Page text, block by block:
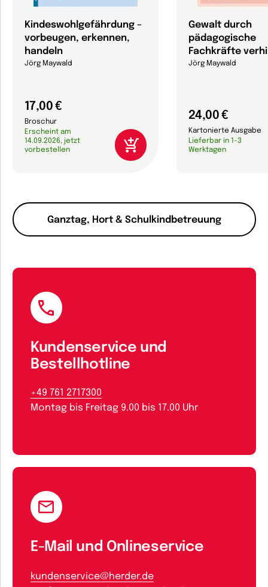
Ganztag, Hort & Schulkindbetreuung
Kindeswohlgefährdung –
vorbeugen, erkennen,
handeln
Jörg Maywald
17,00 €
Broschur
Erscheint am
14.09.2026, jetzt
vorbestellen
Gewalt durch
pädagogische
Fachkräfte
Jörg Maywald
24,00 €
Kartonierte Ausgabe
Lieferbar in 1-3
Werktagen
Kundenservice und
Bestellhotline
+49 761 2717300
Montag bis Freitag 9.00 bis 17.00 Uhr
E-Mail und Onlineservice
kundenservice@herder.de